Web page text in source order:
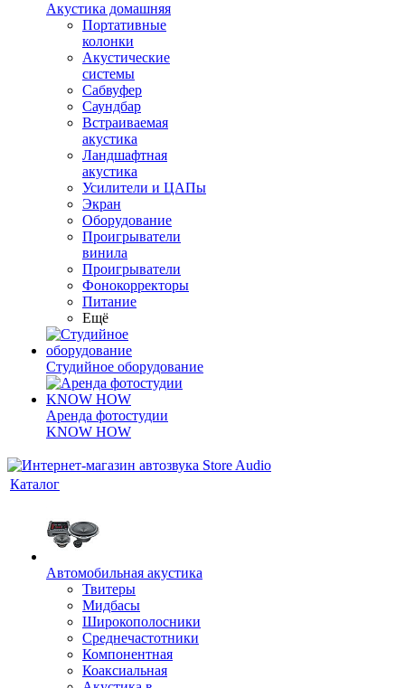
Акустика домашняя
Портативные
колонки
Акустические
системы
Сабвуфер
Саундбар
Встраиваемая
акустика
Ландшафтная
акустика
Усилители и ЦАПы
Экран
Оборудование
Проигрыватели
винила
Проигрыватели
Фонокорректоры
Питание
Ещё
Студийное оборудование
Аренда фотостудии
KNOW HOW
Каталог
Автомобильная акустика
Твитеры
Мидбасы
Широкополосники
Среднечастотники
Компонентная
Коаксиальная